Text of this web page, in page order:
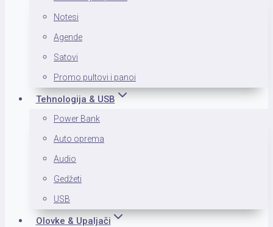
Notesi
Agende
Satovi
Promo pultovi i panoi
Tehnologija & USB
Power Bank
Auto oprema
Audio
Gedžeti
USB
Olovke & Upaljači